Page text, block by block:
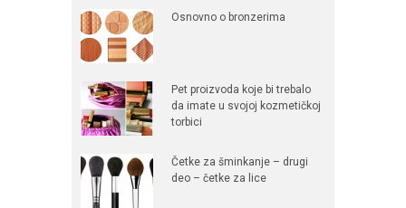
Osnovno o bronzerima
Pet proizvoda koje bi trebalo
da imate u svojoj kozmetičkoj
torbici
Četke za šminkanje – drugi
deo – četke za lice